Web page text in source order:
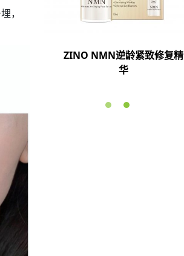
，
ZINO NMN逆龄紧致修复精
华